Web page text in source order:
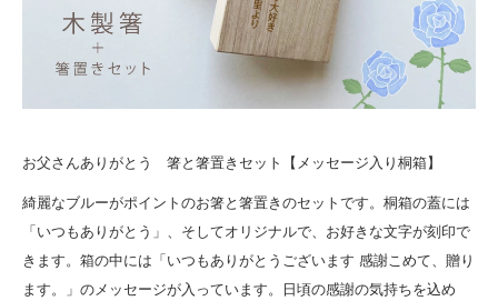
お父さんありがとう 箸と箸置きセット【メッセージ入り桐箱】
綺麗なブルーがポイントのお箸と箸置きのセットです。桐箱の蓋には
「いつもありがとう」、そしてオリジナルで、お好きな文字が刻印で
きます。箱の中には「いつもありがとうございます 感謝こめて、贈り
ます。」のメッセージが入っています。日頃の感謝の気持ちを込め